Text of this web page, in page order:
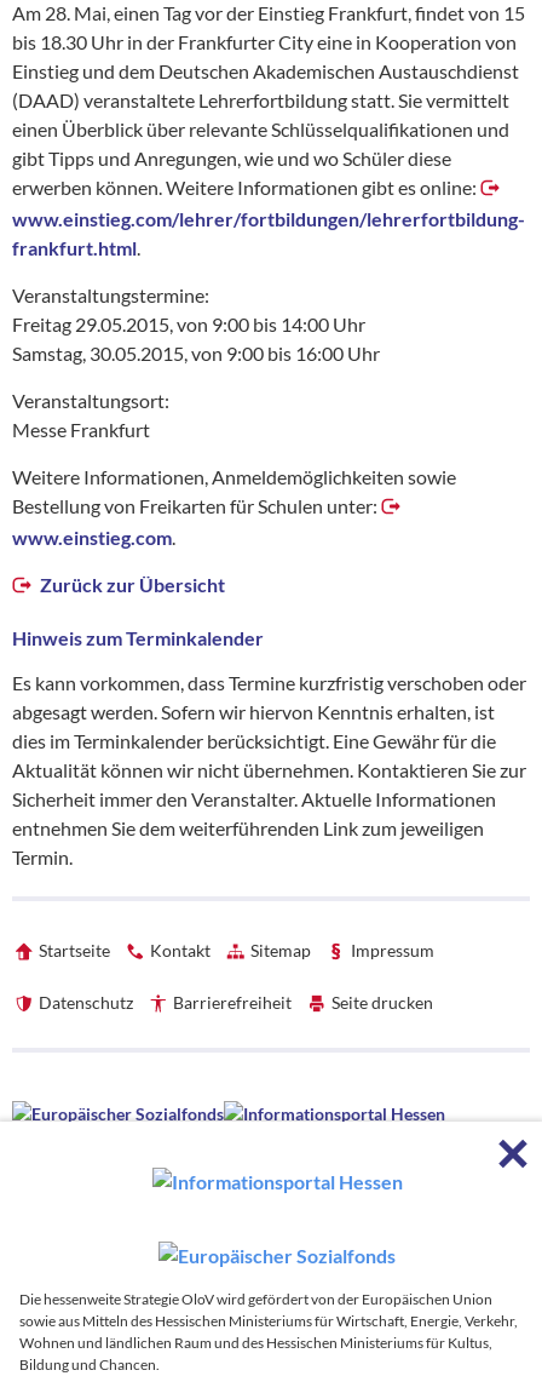
Die hessenweite Strategie OloV wird gefördert von der Europäischen Union
sowie aus Mitteln des Hessischen Ministeriums für Wirtschaft, Energie, Verkehr,
Wohnen und ländlichen Raum und des Hessischen Ministeriums für Kultus,
Bildung und Chancen.
Am 28. Mai, einen Tag vor der Einstieg Frankfurt, findet von 15
bis 18.30 Uhr in der Frankfurter City eine in Kooperation von
Einstieg und dem Deutschen Akademischen Austauschdienst
(DAAD) veranstaltete Lehrerfortbildung statt. Sie vermittelt
einen Überblick über relevante Schlüsselqualifikationen und
gibt Tipps und Anregungen, wie und wo Schüler diese
erwerben können. Weitere Informationen gibt es online:
www.einstieg.com/lehrer/fortbildungen/lehrerfortbildung-
frankfurt.html.
Veranstaltungstermine:
Freitag 29.05.2015, von 9:00 bis 14:00 Uhr
Samstag, 30.05.2015, von 9:00 bis 16:00 Uhr
Veranstaltungsort:
Messe Frankfurt
Weitere Informationen, Anmeldemöglichkeiten sowie
Bestellung von Freikarten für Schulen unter:
www.einstieg.com.
Zurück zur Übersicht
Hinweis zum Terminkalender
Es kann vorkommen, dass Termine kurzfristig verschoben oder
abgesagt werden. Sofern wir hiervon Kenntnis erhalten, ist
dies im Terminkalender berücksichtigt. Eine Gewähr für die
Aktualität können wir nicht übernehmen. Kontaktieren Sie zur
Sicherheit immer den Veranstalter. Aktuelle Informationen
entnehmen Sie dem weiterführenden Link zum jeweiligen
Termin.
Startseite Kontakt Sitemap Impressum
Datenschutz Barrierefreiheit Seite drucken
Die hessenweite Strategie OloV wird gefördert von der Europäischen
Union sowie aus Mitteln des Hessischen Ministeriums für Wirtschaft,
Ministeriums für Kultus, Bildung und Chancen.
Die hessenweite Strategie OloV wird koordiniert von: